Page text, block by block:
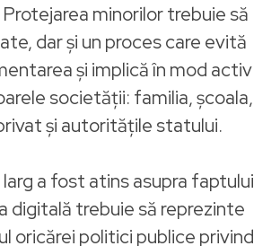
minorilor trebuie să
dar și un proces care evită
și implică în mod activ
societății: familia, școala,
și autoritățile statului.
a fost atins asupra faptului
digitală trebuie să reprezinte
oricărei politici publice privind